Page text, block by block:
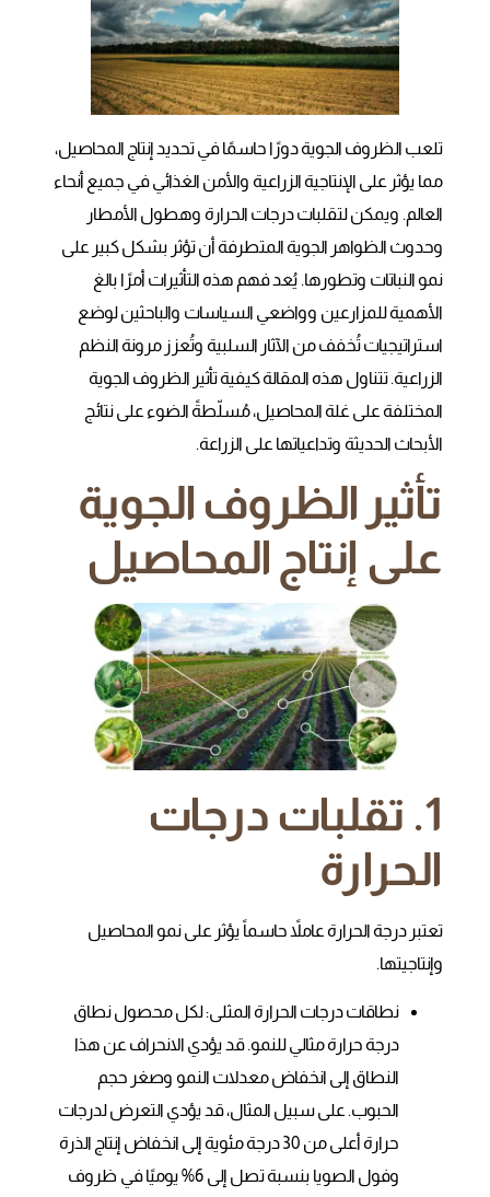
تلعب الظروف الجوية دورًا حاسمًا في تحديد إنتاج المحاصيل،
مما يؤثر على الإنتاجية الزراعية والأمن الغذائي في جميع أنحاء
العالم. ويمكن لتقلبات درجات الحرارة وهطول الأمطار
وحدوث الظواهر الجوية المتطرفة أن تؤثر بشكل كبير على
نمو النباتات وتطورها. يُعد فهم هذه التأثيرات أمرًا بالغ
الأهمية للمزارعين وواضعي السياسات والباحثين لوضع
استراتيجيات تُخفف من الآثار السلبية وتُعزز مرونة النظم
الزراعية. تتناول هذه المقالة كيفية تأثير الظروف الجوية
المختلفة على غلة المحاصيل، مُسلّطةً الضوء على نتائج
الأبحاث الحديثة وتداعياتها على الزراعة.
تأثير الظروف الجوية
على إنتاج المحاصيل
1. تقلبات درجات
الحرارة
تعتبر درجة الحرارة عاملاً حاسماً يؤثر على نمو المحاصيل
وإنتاجيتها.
نطاقات درجات الحرارة المثلى: لكل محصول نطاق
درجة حرارة مثالي للنمو. قد يؤدي الانحراف عن هذا
النطاق إلى انخفاض معدلات النمو وصغر حجم
الحبوب. على سبيل المثال، قد يؤدي التعرض لدرجات
حرارة أعلى من 30 درجة مئوية إلى انخفاض إنتاج الذرة
وفول الصويا بنسبة تصل إلى 6% يوميًا في ظروف